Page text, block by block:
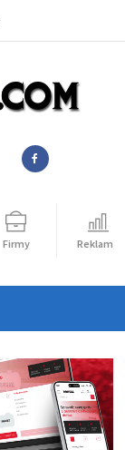
Firmy Reklama